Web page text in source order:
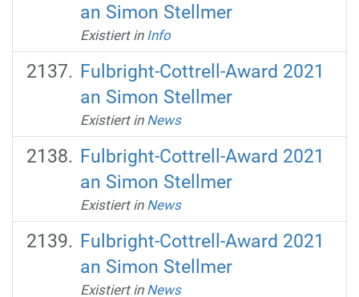
an Simon Stellmer
Existiert in Info
Fulbright-Cottrell-Award 2021
an Simon Stellmer
Existiert in News
Fulbright-Cottrell-Award 2021
an Simon Stellmer
Existiert in News
Fulbright-Cottrell-Award 2021
an Simon Stellmer
Existiert in News